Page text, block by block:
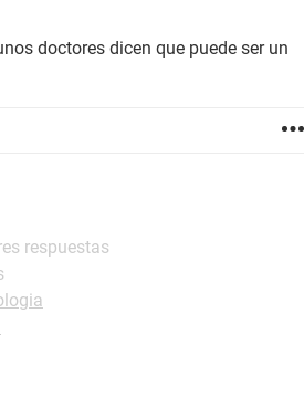
doctores dicen que puede ser un
respuestas